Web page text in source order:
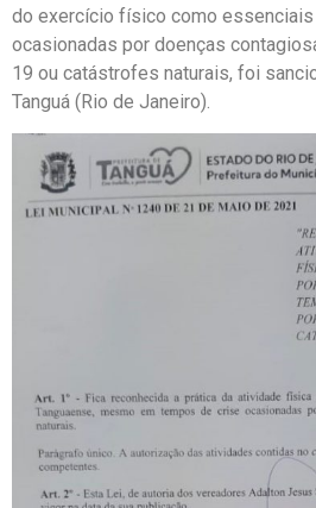
do exercício físico como
ocasionadas por doenças
19 ou catástrofes naturais, foi
Tanguá (Rio de Janeiro).